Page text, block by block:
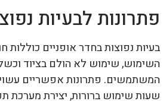
פתרונות לבעיות
בעיות נפוצות בחדר אופניים כוללות
השימוש, שימוש לא הולם בציוד
המשתמשים. פתרונות אפשריים
שעות שימוש ברורות, יצירת מערכת